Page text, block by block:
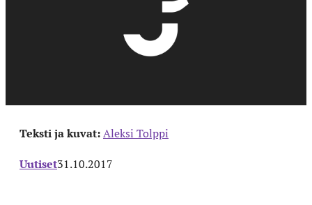
Teksti ja kuvat:Aleksi Tolppi
Uutiset31.10.2017